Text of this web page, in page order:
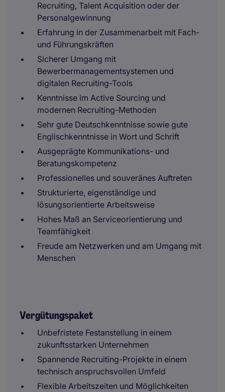
Recruiting, Talent Acquisition oder der
Personalgewinnung
Erfahrung in der Zusammenarbeit mit Fach-
und Führungskräften
Sicherer Umgang mit
Bewerbermanagementsystemen und
digitalen Recruiting-Tools
Kenntnisse im Active Sourcing und
modernen Recruiting-Methoden
Sehr gute Deutschkenntnisse sowie gute
Englischkenntnisse in Wort und Schrift
Ausgeprägte Kommunikations- und
Beratungskompetenz
Professionelles und souveränes Auftreten
Strukturierte, eigenständige und
lösungsorientierte Arbeitsweise
Hohes Maß an Serviceorientierung und
Teamfähigkeit
Freude am Netzwerken und am Umgang mit
Menschen
Vergütungspaket
Unbefristete Festanstellung in einem
zukunftsstarken Unternehmen
Spannende Recruiting-Projekte in einem
technisch anspruchsvollen Umfeld
Flexible Arbeitszeiten und Möglichkeiten